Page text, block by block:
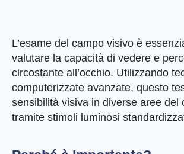
L’esame del campo visivo è
valutare la capacità di vedere e
circostante all’occhio. Utilizzando
computerizzate avanzate, questo
sensibilità visiva in diverse aree del
tramite stimoli luminosi